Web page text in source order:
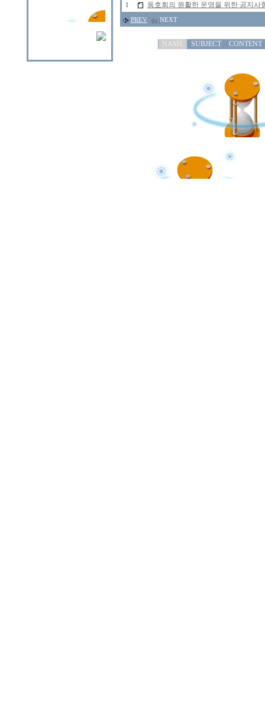
1 동호회의 원활한 운영을 위한 공지사
PREV NEXT